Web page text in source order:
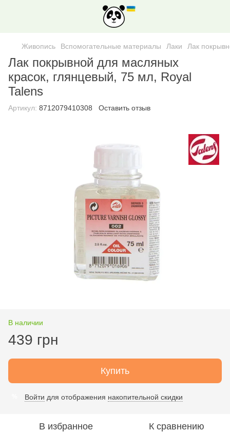
Живопись Вспомогательные материалы Лаки Лак
Лак покрывной для масляных
красок, глянцевый, 75 мл, Royal
Talens
Артикул: 8712079410308 Оставить отзыв
В наличии
439 грн
Купить
Войти для отображения накопительной скидки
В избранное К сравнению